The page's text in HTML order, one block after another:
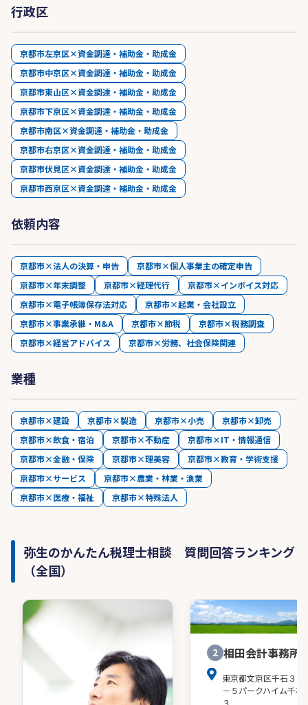
行政区
京都市左京区×資金調達・補助金・助成金
京都市中京区×資金調達・補助金・助成金
京都市東山区×資金調達・補助金・助成金
京都市下京区×資金調達・補助金・助成金
京都市南区×資金調達・補助金・助成金
京都市右京区×資金調達・補助金・助成金
京都市伏見区×資金調達・補助金・助成金
京都市西京区×資金調達・補助金・助成金
依頼内容
京都市×法人の決算・申告
京都市×個人事業主の確定申告
京都市×年末調整
京都市×経理代行
京都市×インボイス対応
京都市×電子帳簿保存法対応
京都市×起業・会社設立
京都市×事業承継・M&A
京都市×節税
京都市×税務調査
京都市×経営アドバイス
京都市×労務、社会保険関連
業種
京都市×建設 京都市×製造 京都市×小売
京都市×卸売
京都市×飲食・宿泊
京都市×不動産
京都市×IT・情報通信
京都市×金融・保険
京都市×理美容
京都市×教育・学術支援
京都市×サービス
京都市×農業・林業・漁業
京都市×医療・福祉
京都市×特殊法人
弥生のかんたん税理士相談 質問回答ランキング
（全国）
2 相田会計事務所
東京都文京区千石３－
－５パークハイム千石
３